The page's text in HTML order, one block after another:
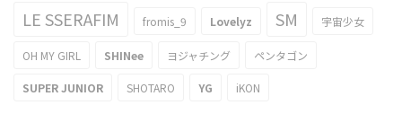
LE SSERAFIM fromis_9 Lovelyz SM 宇宙少女
OH MY GIRL SHINee ヨジャチング ペンタゴン
SUPER JUNIOR SHOTARO YG iKON